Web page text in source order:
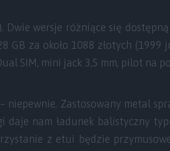
Dwie wersje różniące się
GB za około 1088 złotych (1999
SIM, mini jack 3,5 mm, pilot na
niepewnie. Zastosowany metal
daje nam ładunek balistyczny
z etui będzie